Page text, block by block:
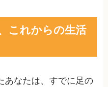
これからの生活
あなたは、すでに足の